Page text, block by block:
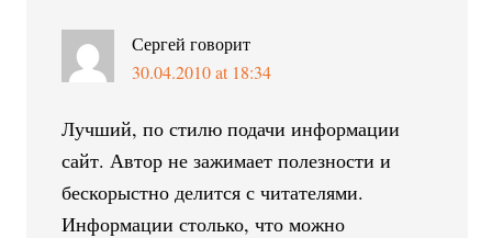
Сергей говорит
30.04.2010 at 18:34
Лучший, по стилю подачи информации
сайт. Автор не зажимает полезности и
бескорыстно делится с читателями.
Информации столько, что можно